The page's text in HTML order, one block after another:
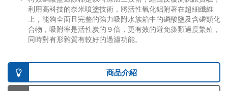
利用高科技的奈米噴塗技術，將活性氧化鋁附著在超細纖維
上，能夠全面且完整的強力吸附水族箱中的磷酸鹽及含磷類化
合物，吸附率是活性炭的９倍，更有效的避免藻類過度繁殖，
同時對有形雜質有較好的過濾功能。
商品介紹